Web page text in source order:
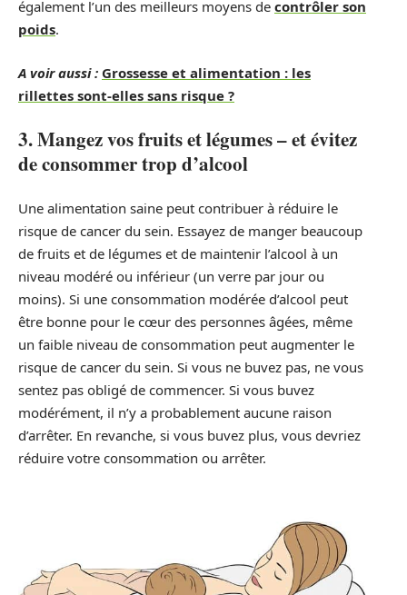
également l’un des meilleurs moyens de contrôler son
poids.
A voir aussi : Grossesse et alimentation : les
rillettes sont-elles sans risque ?
3. Mangez vos fruits et légumes – et évitez
de consommer trop d’alcool
Une alimentation saine peut contribuer à réduire le
risque de cancer du sein. Essayez de manger beaucoup
de fruits et de légumes et de maintenir l’alcool à un
niveau modéré ou inférieur (un verre par jour ou
moins). Si une consommation modérée d’alcool peut
être bonne pour le cœur des personnes âgées, même
un faible niveau de consommation peut augmenter le
risque de cancer du sein. Si vous ne buvez pas, ne vous
sentez pas obligé de commencer. Si vous buvez
modérément, il n’y a probablement aucune raison
d’arrêter. En revanche, si vous buvez plus, vous devriez
réduire votre consommation ou arrêter.